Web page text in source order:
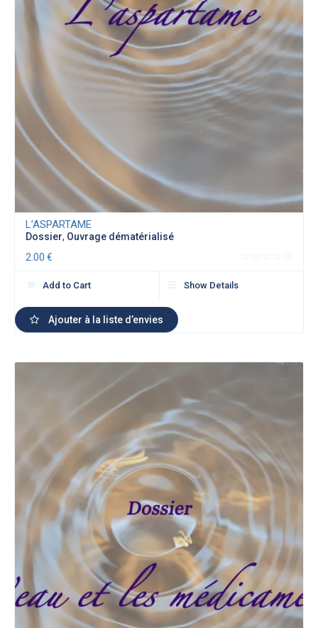
L’ASPARTAME
Dossier, Ouvrage dématérialisé
2.00€
Add to Cart Show Details
Ajouter à la liste d’envies